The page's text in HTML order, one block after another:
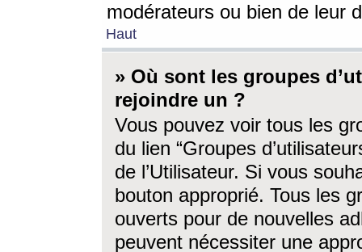
modérateurs ou bien de leur
Haut
» Où sont les groupes
rejoindre un ?
Vous pouvez voir tous les
du lien “Groupes
de l’Utilisateur. Si vous
bouton approprié. Tous les
ouverts pour de nouvelles
peuvent nécessiter une